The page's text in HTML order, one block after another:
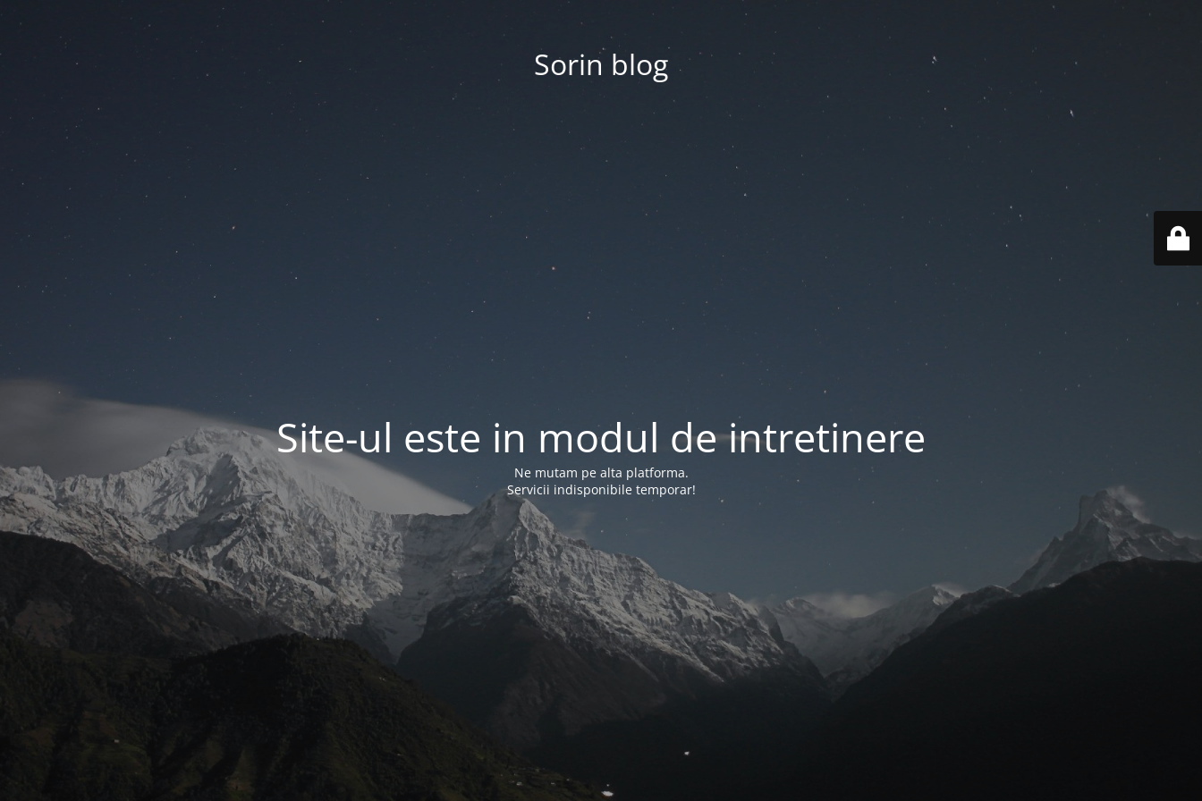
Sorin blog
Site-ul este in modul de intretinere
Ne mutam pe alta platforma.
Servicii indisponibile temporar!